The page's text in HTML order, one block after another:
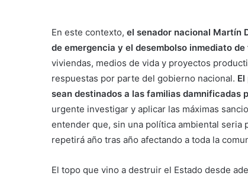
En este contexto, el senador nacional Martín
de emergencia y el desembolso inmediato
viviendas, medios de vida y proyectos
respuestas por parte del gobierno nacional.
sean destinados a las familias damnificadas
urgente investigar y aplicar las máximas
entender que, sin una política ambiental
repetirá año tras año afectando a toda la
El topo que vino a destruir el Estado desde